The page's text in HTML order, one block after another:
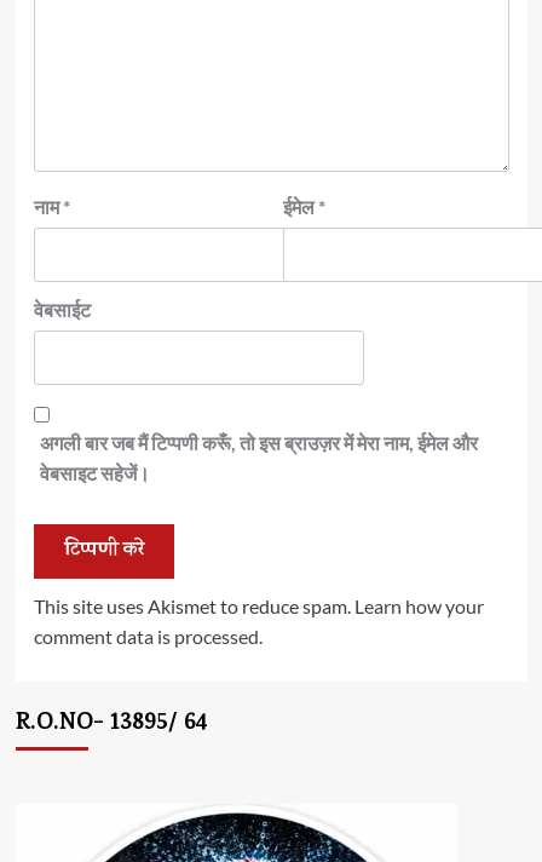
नाम* ईमेल*
वेबसाईट
अगली बार जब मैं टिप्पणी करूँ, तो इस ब्राउज़र में मेरा नाम, ईमेल और
वेबसाइट सहेजें।
This site uses Akismet to reduce spam. Learn how your
comment data is processed.
R.O.NO- 13895/ 64